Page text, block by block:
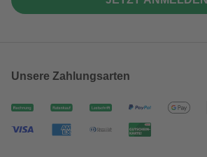
Unsere Zahlungsarten